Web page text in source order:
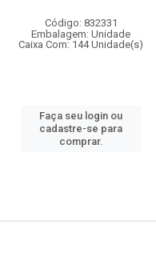
Código: 832331
Embalagem: Unidade
Caixa Com: 144 Unidade(s)
Faça seu login ou
cadastre-se para
comprar.